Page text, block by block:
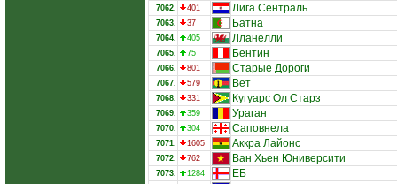
7062. 401 Лига Сентраль
7063. 37 Батна
7064. 405 Лланелли
7065. 75 Бентин
7066. 801 Старые Дороги
7067. 579 Вет
7068. 331 Кугуарс Ол Старз
7069. 359 Ураган
7070. 304 Саповнела
7071. 1605 Аккра Лайонс
7072. 762 Ван Хьен Юниверсити
7073. 1284 ЕБ